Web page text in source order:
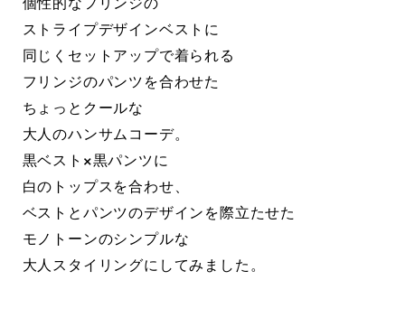
ストライプデザインベストに
同じくセットアップで着られる
フリンジのパンツを合わせた
ちょっとクールな
大人のハンサムコーデ。
黒ベスト×黒パンツに
白のトップスを合わせ、
ベストとパンツのデザインを際立たせた
モノトーンのシンプルな
大人スタイリングにしてみました。